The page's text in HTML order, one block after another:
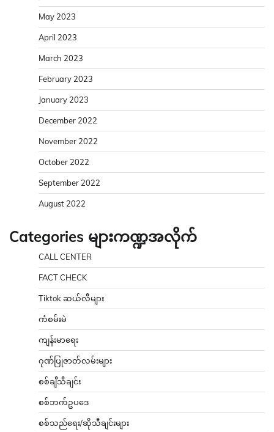
May 2023
April 2023
March 2023
February 2023
January 2023
December 2022
November 2022
October 2022
September 2022
August 2022
Categories များကဏ္ဍအလိုက်
CALL CENTER
FACT CHECK
Tiktok ဆယ်လီများ
ကံစမ်းမဲ
ကျန်းမာရေး
ဂုဏ်ပြုဇာတ်လမ်းများ
စစ်ချီသီချင်း
စစ်ဘက်ဥပဒေ
စစ်သည်ရေး/ဆိုသီချင်းများ